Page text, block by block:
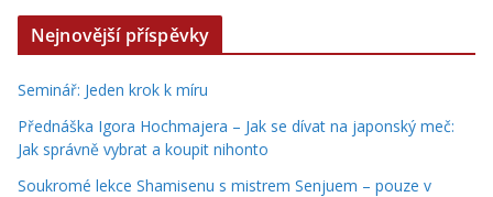
Nejnovější příspěvky
Seminář: Jeden krok k míru
Přednáška Igora Hochmajera – Jak se dívat na japonský meč:
Jak správně vybrat a koupit nihonto
Soukromé lekce Shamisenu s mistrem Senjuem – pouze v